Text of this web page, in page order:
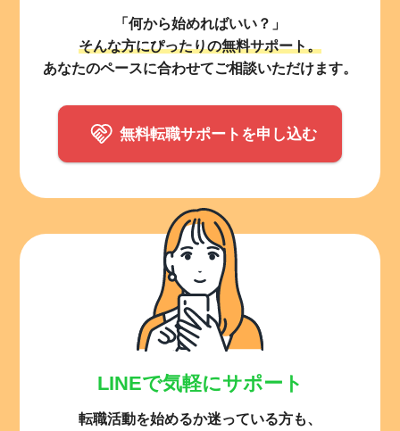
「何から始めればいい？」
そんな方にぴったりの無料サポート。
あなたのペースに合わせてご相談いただけます。
無料転職サポートを申し込む
LINEで気軽にサポート
転職活動を始めるか迷っている方も、